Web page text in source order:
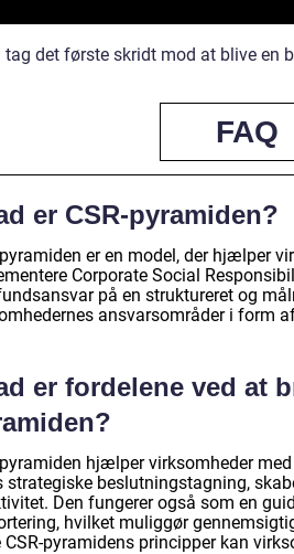
tag det første skridt mod at blive en
FAQ
er CSR-pyramiden?
er en model, der hjælper
Corporate Social
på en struktureret og
ansvarsområder i form
er fordelene ved at
pyramiden hjælper virksomheder
strategiske beslutningstagning,
Den fungerer også som en
hvilket muliggør
pyramidens principper kan